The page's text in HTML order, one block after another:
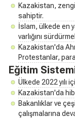
Kazakistan,
sahiptir.
İslam, ülkede en
varlığını
Kazakistan'da
Protestanlar, para
Eğitim
Ülkede 2022 yılı
Kazakistan'da
Bakanlıklar ve
çalışmalarına